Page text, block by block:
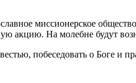
миссионерское
акцию. На молебне будут
побеседовать о Боге и